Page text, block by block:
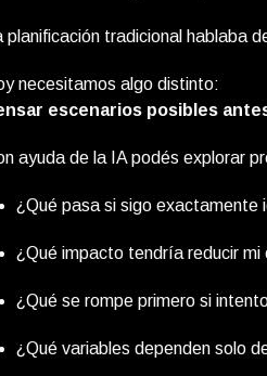
planificación tradicional hablaba
necesitamos algo distinto:
escenarios posibles
ayuda de la IA podés explorar
¿Qué pasa si sigo exactamente
¿Qué impacto tendría reducir
¿Qué se rompe primero si
¿Qué variables dependen solo